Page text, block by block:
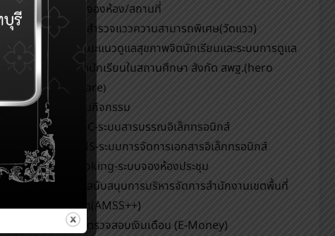
ระบบจองห้อง/สถานที่
ระบบสำรวจแววความสามารถพิเศษ(วัดแวว)
การแนะแนวดูแลสุขภาพจิตนักเรียนและระบบการดูแล
ช่วยเหลือนักเรียนในสถานศึกษา สังกัด สพฐ.(hero
OBEC care)
ปฏิทินกิจกรรม
eDOC-ระบบสารบรรณอิเล็กทรอนิกส์
eDMS-ระบบการจัดการเอกสารอิเล็กทรอนิกส์
eBooking-ระบบจองห้องประชุม
ระบบสนับสนุนการบริหารจัดการสำนักงานเขตพื้นที่
การศึกษา(AMSS++)
ระบบตรวจสอบเงินเดือน (E-Money)